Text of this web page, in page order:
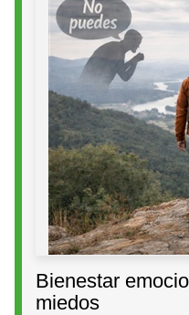
Bienestar
miedos